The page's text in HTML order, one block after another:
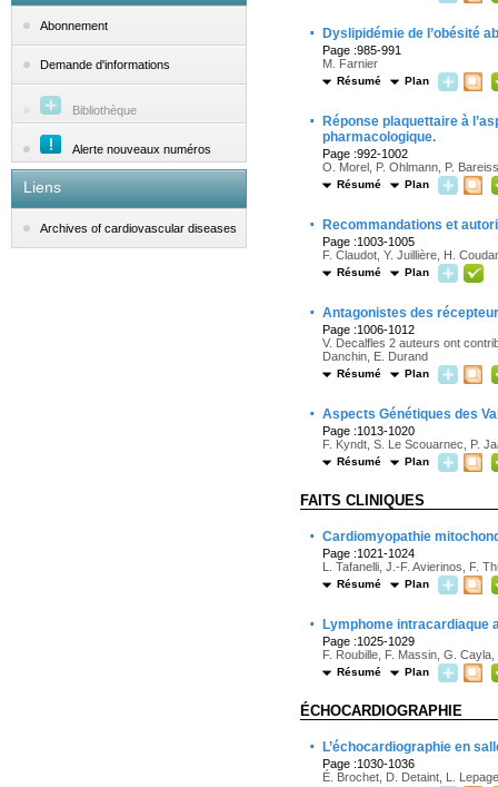
Abonnement
Demande d'informations
Bibliothèque
Alerte nouveaux numéros
Liens
Archives of cardiovascular diseases
· Dyslipidémie de l’obésité
Page :985-991
M. Farnier
Résumé Plan
·
Réponse plaquettaire à
pharmacologique.
Page :992-1002
O. Morel, P. Ohlmann, P. Bareiss
Résumé Plan
· Recommandations et
Page :1003-1005
F. Claudot, Y. Juillière, H.
Résumé Plan
· Antagonistes des
Page :1006-1012
V. Decalfles 2 auteurs ont
Danchin, E. Durand
Résumé Plan
· Aspects Génétiques des
Page :1013-1020
F. Kyndt, S. Le Scouarnec, P.
Résumé Plan
FAITS CLINIQUES
· Cardiomyopathie
Page :1021-1024
L. Tafanelli, J.-F. Avierinos, F.
Résumé Plan
· Lymphome intracardiaque
Page :1025-1029
F. Roubille, F. Massin, G.
Résumé Plan
ÉCHOCARDIOGRAPHIE
· L’échocardiographie en
Page :1030-1036
É. Brochet, D. Detaint, L.